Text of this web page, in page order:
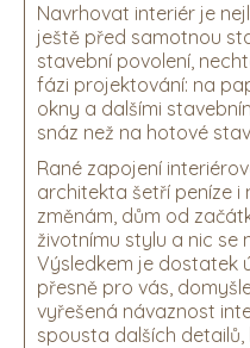
Navrhovat interiér je
ještě před samotnou
stavební povolení,
fázi projektování: na
okny a dalšími
snáz než na hotové
Rané zapojení
architekta šetří peníze i
změnám, dům od
životnímu stylu a nic se
Výsledkem je dostatek
přesně pro vás,
vyřešená návaznost
spousta dalších